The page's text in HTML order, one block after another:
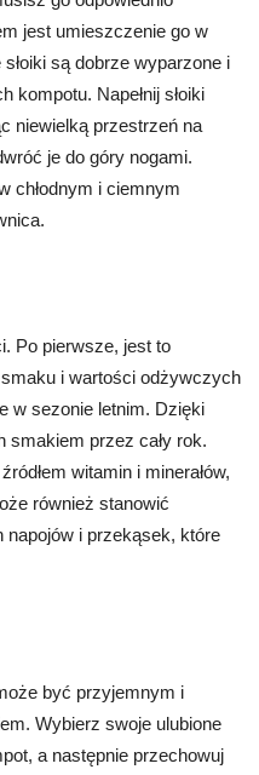
jest umieszczenie go w
są dobrze wyparzone i
kompotu. Napełnij słoiki
niewielką przestrzeń na
je do góry nogami.
chłodnym i ciemnym
Po pierwsze, jest to
i wartości odżywczych
w sezonie letnim. Dzięki
przez cały rok.
witamin i minerałów,
również stanowić
napojów i przekąsek, które
być przyjemnym i
Wybierz swoje ulubione
a następnie przechowuj